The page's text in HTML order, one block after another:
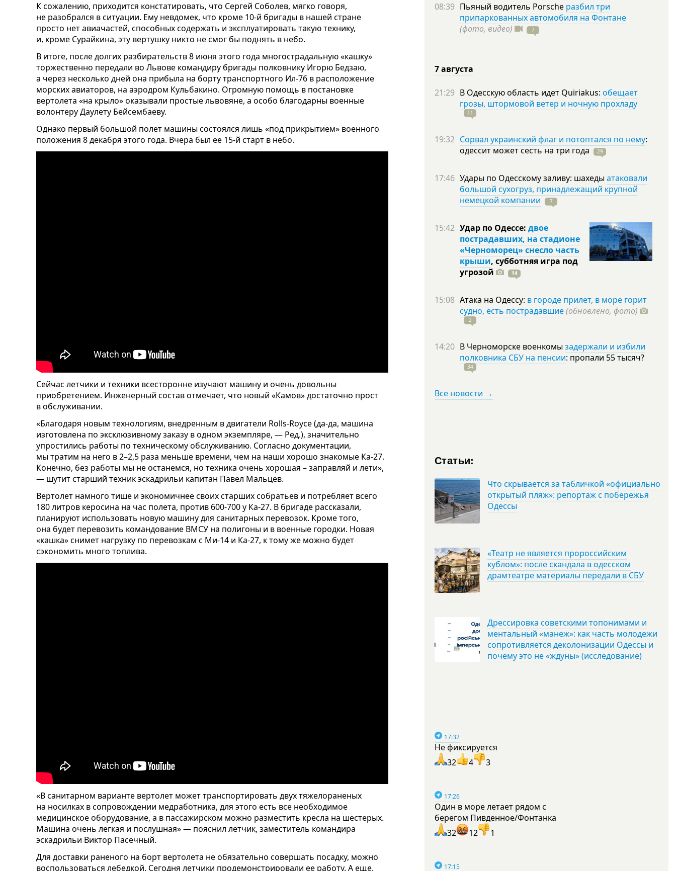
К сожалению, приходится констатировать, что Сергей Соболев, мягко говоря,
не разобрался в ситуации. Ему невдомек, что кроме 10-й бригады в нашей стране
просто нет авиачастей, способных содержать и эксплуатировать такую технику,
и, кроме Сурайкина, эту вертушку никто не смог бы поднять в небо.
В итоге, после долгих разбирательств 8 июня этого года многострадальную «кашку»
торжественно передали во Львове командиру бригады полковнику Игорю Бедзаю,
а через несколько дней она прибыла на борту транспортного Ил-76 в расположение
морских авиаторов, на аэродром Кульбакино. Огромную помощь в постановке
вертолета «на крыло» оказывали простые львовяне, а особо благодарны военные
волонтеру Даулету Бейсембаеву.
Однако первый большой полет машины состоялся лишь «под прикрытием» военного
положения 8 декабря этого года. Вчера был ее 15-й старт в небо.
Сейчас летчики и техники всесторонне изучают машину и очень довольны
приобретением. Инженерный состав отмечает, что новый «Камов» достаточно прост
в обслуживании.
«Благодаря новым технологиям, внедренным в двигатели Rolls-Royce (да-да, машина
изготовлена по эксклюзивному заказу в одном экземпляре, — Ред.), значительно
упростились работы по техническому обслуживанию. Согласно документации,
мы тратим на него в 2–2,5 раза меньше времени, чем на наши хорошо знакомые Ка-27.
Конечно, без работы мы не останемся, но техника очень хорошая – заправляй и лети»,
— шутит старший техник эскадрильи капитан Павел Мальцев.
Вертолет намного тише и экономичнее своих старших собратьев и потребляет всего
180 литров керосина на час полета, против 600-700 у Ка-27. В бригаде рассказали,
планируют использовать новую машину для санитарных перевозок. Кроме того,
она будет перевозить командование ВМСУ на полигоны и в военные городки. Новая
«кашка» снимет нагрузку по перевозкам с Ми-14 и Ка-27, к тому же можно будет
сэкономить много топлива.
«В санитарном варианте вертолет может транспортировать двух тяжелораненых
на носилках в сопровождении медработника, для этого есть все необходимое
медицинское оборудование, а в пассажирском можно разместить кресла на шестерых.
Машина очень легкая и послушная» — пояснил летчик, заместитель командира
эскадрильи Виктор Пасечный.
Для доставки раненого на борт вертолета не обязательно совершать посадку, можно
воспользоваться лебедкой. Сегодня летчики продемонстрировали ее работу. А еще,
08:39 Пьяный водитель Porsche разбил три
припаркованных автомобиля на Фонтане
(фото, видео)
7
7 августа
21:29 В Одесскую область идет Quiriakus: обещает
грозы, штормовой ветер и ночную прохладу
11
19:32 Сорвал украинский флаг и потоптался по нему:
одессит может сесть на три года 29
17:46 Удары по Одесскому заливу: шахеды атаковали
большой сухогруз, принадлежащий крупной
немецкой компании
7
15:42 Удар по Одессе: двое
пострадавших, на стадионе
«Черноморец» снесло часть
крыши, субботняя игра под
угрозой
14
15:08 Атака на Одессу: в городе прилет, в море горит
судно, есть пострадавшие(обновлено, фото)
2
14:20 В Черноморске военкомы задержали и избили
полковника СБУ на пенсии: пропали 55тысяч?
34
Все новости →
Статьи:
Что скрывается за табличкой «официально
открытый пляж»: репортаж с побережья
Одессы
«Театр не является пророссийским
кублом»: после скандала в одесском
драмтеатре материалы передали в СБУ
Дрессировка советскими топонимами и
ментальный «манеж»: как часть молодежи
сопротивляется деколонизации Одессы и
почему это не «ждуны» (исследование)
17:32
Не фиксируется
32
4 3
17:26
Один в море летает рядом с
берегом Пивденное/Фонтанка
32
12 1
17:15